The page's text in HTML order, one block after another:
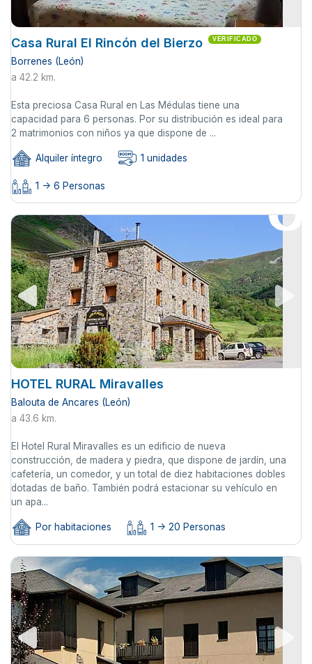
Casa Rural El Rincón del Bierzo VERIFICADO
Borrenes (León)
a 42.2 km.
Esta preciosa Casa Rural en Las Médulas tiene una
capacidad para 6 personas. Por su distribución es ideal para
2 matrimonios con niños ya que dispone de ...
Alquiler íntegro 1 unidades
1 -> 6 Personas
HOTEL RURAL Miravalles
Balouta de Ancares (León)
a 43.6 km.
El Hotel Rural Miravalles es un edificio de nueva
construcción, de madera y piedra, que dispone de jardín, una
cafetería, un comedor, y un total de diez habitaciones dobles
dotadas de baño. También podrá estacionar su vehículo en
un apa...
Por habitaciones 1 -> 20 Personas